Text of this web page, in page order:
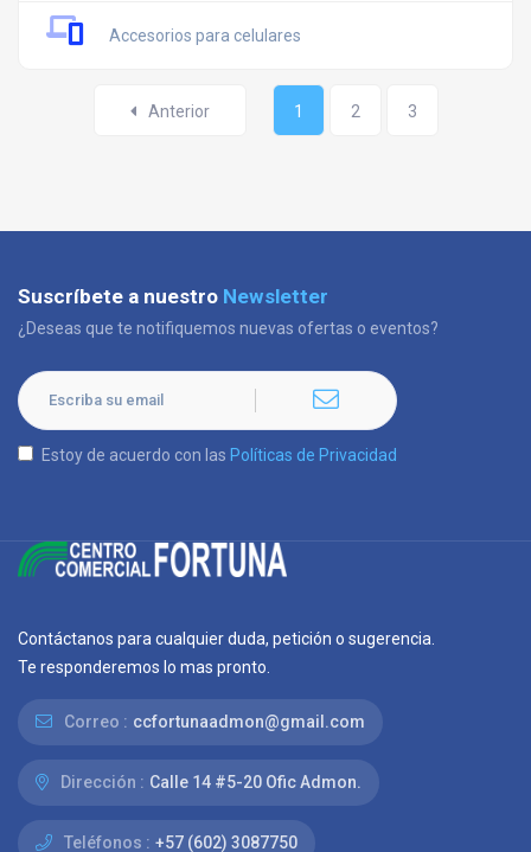
Accesorios para celulares
Anterior 1 2 3
Suscríbete a nuestro Newsletter
¿Deseas que te notifiquemos nuevas ofertas o eventos?
Estoy de acuerdo con las Políticas de Privacidad
Contáctanos para cualquier duda, petición o sugerencia.
Te responderemos lo mas pronto.
Correo : ccfortunaadmon@gmail.com
Dirección : Calle 14 #5-20 Ofic Admon.
Teléfonos : +57 (602) 3087750